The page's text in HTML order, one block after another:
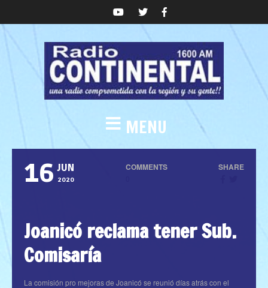
MENU
16 JUN
2020
COMMENTS SHARE
Joanicó reclama tener Sub.
Comisaría
La comisión pro mejoras de Joanicó se reunió días atrás con el